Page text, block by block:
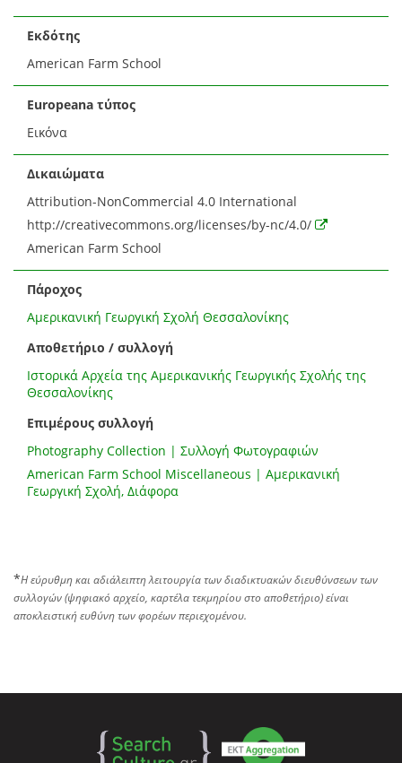
Εκδότης
American Farm School
Europeana τύπος
Εικόνα
Δικαιώματα
Attribution-NonCommercial 4.0 International
http://creativecommons.org/licenses/by-nc/4.0/
American Farm School
Πάροχος
Αμερικανική Γεωργική Σχολή Θεσσαλονίκης
Αποθετήριο / συλλογή
Ιστορικά Αρχεία της Αμερικανικής Γεωργικής Σχολής της
Θεσσαλονίκης
Επιμέρους συλλογή
Photography Collection | Συλλογή Φωτογραφιών
American Farm School Miscellaneous | Αμερικανική
Γεωργική Σχολή, Διάφορα
*Η εύρυθμη και αδιάλειπτη λειτουργία των διαδικτυακών διευθύνσεων των
συλλογών (ψηφιακό αρχείο, καρτέλα τεκμηρίου στο αποθετήριο) είναι
αποκλειστική ευθύνη των φορέων περιεχομένου.